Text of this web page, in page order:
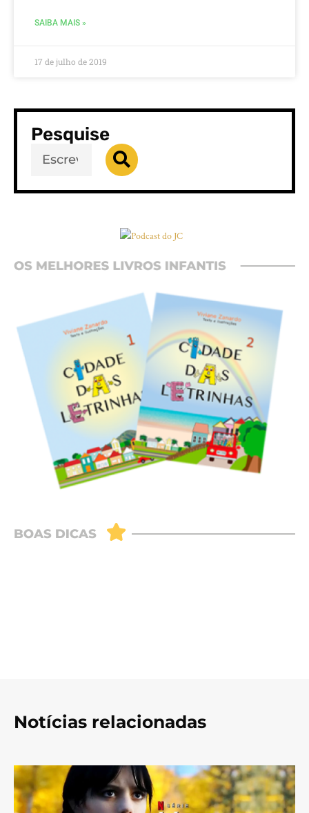
SAIBA MAIS »
17 de julho de 2019
Pesquise
Notícias relacionadas